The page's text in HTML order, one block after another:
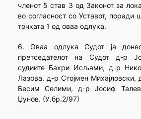
членот 5 став 3 од Законот за
во согласност со Уставот, поради
точката 1 од оваа одлука.
6. Оваа одлука Судот ја
претседателот на Судот д-р
судиите Бахри Исљами, д-р
Лазова, д-р Стојмен
Бесим Селими, д-р Јосиф
Џунов. (У.бр.2/97)